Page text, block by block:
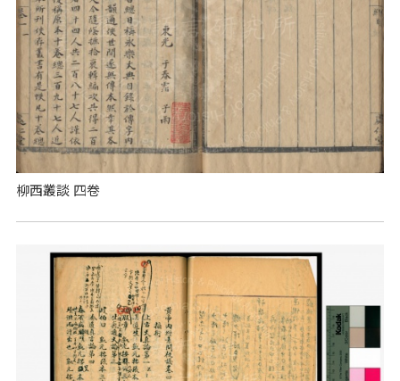
柳西叢談 四卷